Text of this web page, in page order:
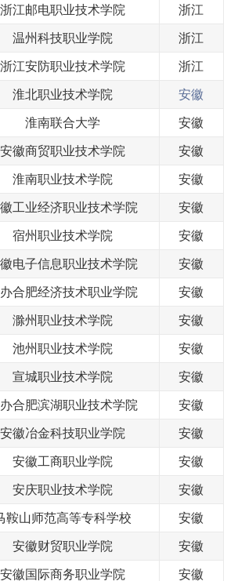
浙江邮电职业技术学院
浙江
温州科技职业学院
浙江
浙江安防职业技术学院
浙江
淮北职业技术学院
安徽
淮南联合大学
安徽
安徽商贸职业技术学院
安徽
淮南职业技术学院
安徽
工业经济职业技术学院
安徽
宿州职业技术学院
安徽
电子信息职业技术学院
安徽
合肥经济技术职业学院
安徽
滁州职业技术学院
安徽
池州职业技术学院
安徽
宣城职业技术学院
安徽
合肥滨湖职业技术学院
安徽
安徽冶金科技职业学院
安徽
安徽工商职业学院
安徽
安庆职业技术学院
安徽
鞍山师范高等专科学校
安徽
安徽财贸职业学院
安徽
安徽国际商务职业学院
安徽